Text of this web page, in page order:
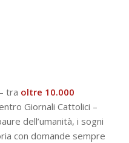
tra oltre 10.000
Giornali Cattolici –
dell’umanità, i sogni
con domande sempre